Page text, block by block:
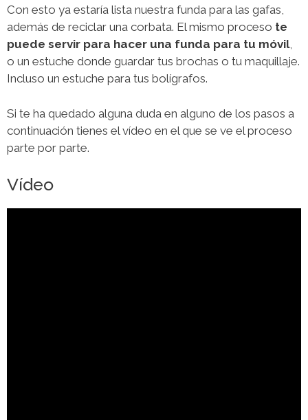
Con esto ya estaría lista nuestra funda para las gafas,
además de reciclar una corbata. El mismo proceso te
puede servir para hacer una funda para tu móvil,
o un estuche donde guardar tus brochas o tu maquillaje.
Incluso un estuche para tus bolígrafos.
Si te ha quedado alguna duda en alguno de los pasos a
continuación tienes el vídeo en el que se ve el proceso
parte por parte.
Vídeo